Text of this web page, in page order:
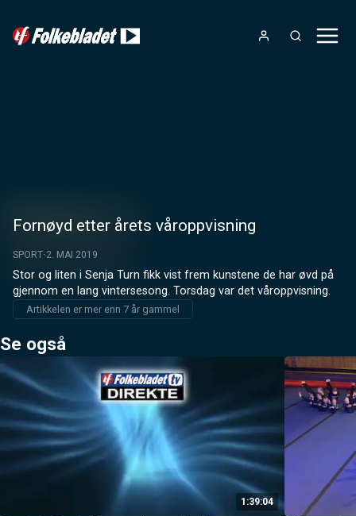
Fornøyd etter årets våroppvisning
SPORT 2. MAI 2019
Stor og liten i Senja Turn fikk vist frem kunstene de har øvd på
gjennom en lang vintersesong. Torsdag var det våroppvisning.
Artikkelen er mer enn 7 år gammel
Se også
1:39:04